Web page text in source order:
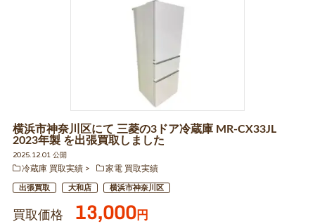
横浜市神奈川区にて 三菱の3ドア冷蔵庫 MR-CX33JL
2023年製 を出張買取しました
2025.12.01 公開
冷蔵庫 買取実績
家電 買取実績
出張買取 大和店 横浜市神奈川区
買取価格 13,000円